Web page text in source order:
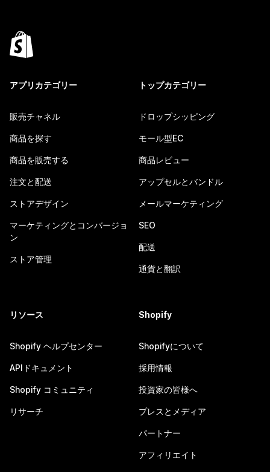
アプリカテゴリー
販売チャネル
商品を探す
商品を販売する
注文と配送
ストアデザイン
マーケティングとコンバージョ
ン
ストア管理
トップカテゴリー
ドロップシッピング
モール型EC
商品レビュー
アップセルとバンドル
メールマーケティング
SEO
配送
通貨と翻訳
リソース
Shopify ヘルプセンター
APIドキュメント
Shopify コミュニティ
リサーチ
Shopify
Shopifyについて
採用情報
投資家の皆様へ
プレスとメディア
パートナー
アフィリエイト